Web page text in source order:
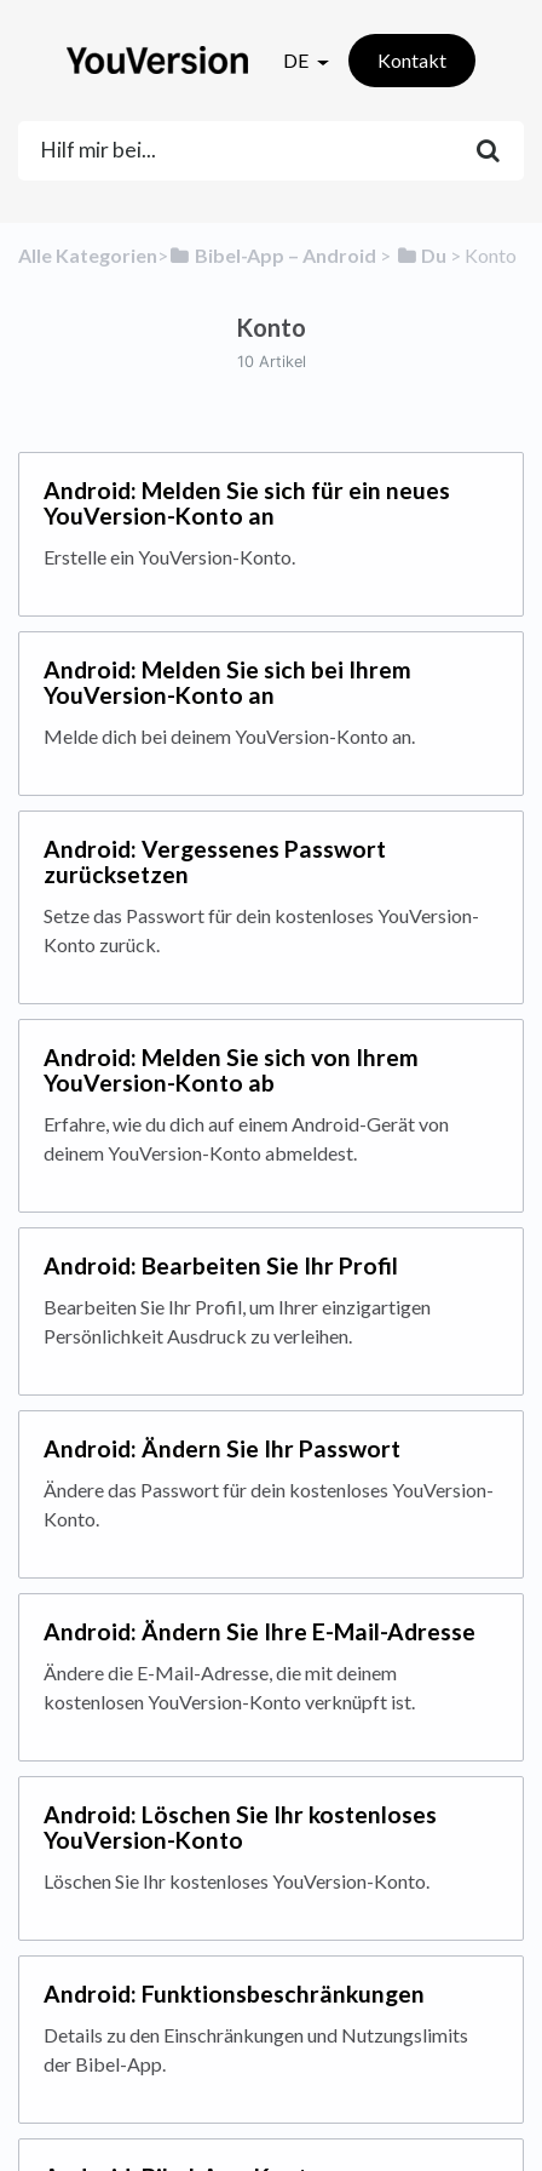
DE Kontakt
Alle Kategorien​>​ ​Bibel-App – Android ​ > ​ ​Du ​ > ​ ​Konto
Konto
10 Artikel
Android: Melden Sie sich für ein neues
YouVersion-Konto an
Erstelle ein YouVersion-Konto.
Android: Melden Sie sich bei Ihrem
YouVersion-Konto an
Melde dich bei deinem YouVersion-Konto an.
Android: Vergessenes Passwort
zurücksetzen
Setze das Passwort für dein kostenloses YouVersion-
Konto zurück.
Android: Melden Sie sich von Ihrem
YouVersion-Konto ab
Erfahre, wie du dich auf einem Android-Gerät von
deinem YouVersion-Konto abmeldest.
Android: Bearbeiten Sie Ihr Profil
Bearbeiten Sie Ihr Profil, um Ihrer einzigartigen
Persönlichkeit Ausdruck zu verleihen.
Android: Ändern Sie Ihr Passwort
Ändere das Passwort für dein kostenloses YouVersion-
Konto.
Android: Ändern Sie Ihre E-Mail-Adresse
Ändere die E-Mail-Adresse, die mit deinem
kostenlosen YouVersion-Konto verknüpft ist.
Android: Löschen Sie Ihr kostenloses
YouVersion-Konto
Löschen Sie Ihr kostenloses YouVersion-Konto.
Android: Funktionsbeschränkungen
Details zu den Einschränkungen und Nutzungslimits
der Bibel-App.